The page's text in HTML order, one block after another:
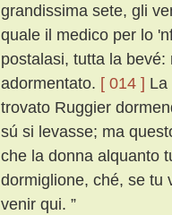
grandissima sete, gli
quale il medico per lo
postalasi, tutta la
adormentato. [ 014 ] La
trovato Ruggier
sú si levasse; ma
che la donna alquanto
dormiglione, ché, se tu
venir qui. ”